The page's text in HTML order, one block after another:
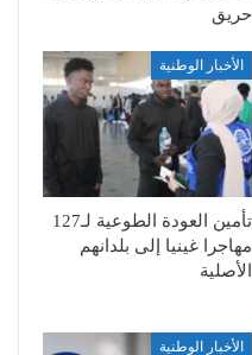
حريق
الأخبار الوطنية
تأمين العودة الطوعية لـ127
مهاجرا غينيا إلى بلدانهم
الأصلية
الأخبار الوطنية